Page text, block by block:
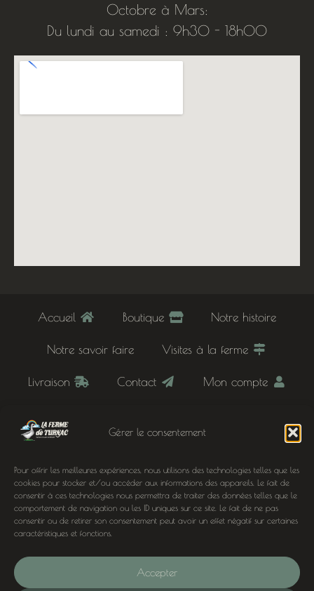
Gérer le consentement
Pour offrir les meilleures expériences, nous utilisons des technologies telles que les
cookies pour stocker et/ou accéder aux informations des appareils. Le fait de
consentir à ces technologies nous permettra de traiter des données telles que le
comportement de navigation ou les ID uniques sur ce site. Le fait de ne pas
consentir ou de retirer son consentement peut avoir un effet négatif sur certaines
caractéristiques et fonctions.
Accepter
Octobre à Mars:
Du lundi au samedi : 9h30 - 18h00
Accueil Boutique Notre histoire
Notre savoir faire Visites à la ferme
Livraison Contact Mon compte
Inscription newsletter
À deux pas de chez nous
Saint-Julien, Terrasson-Lavilledieu, Siorac-en-
Périgord, Le Buisson-de-Cadouin, Montignac,